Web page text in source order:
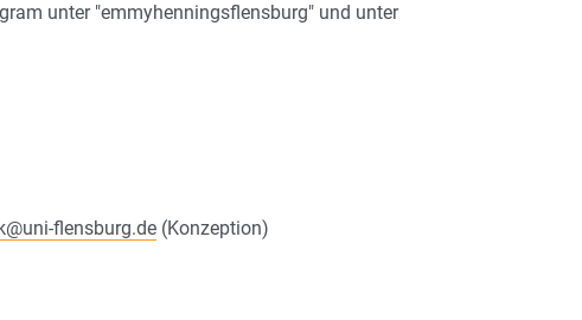
unter "emmyhenningsflensburg" und unter
@uni-flensburg.de(Konzeption)